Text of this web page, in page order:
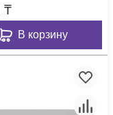
₸
В корзину